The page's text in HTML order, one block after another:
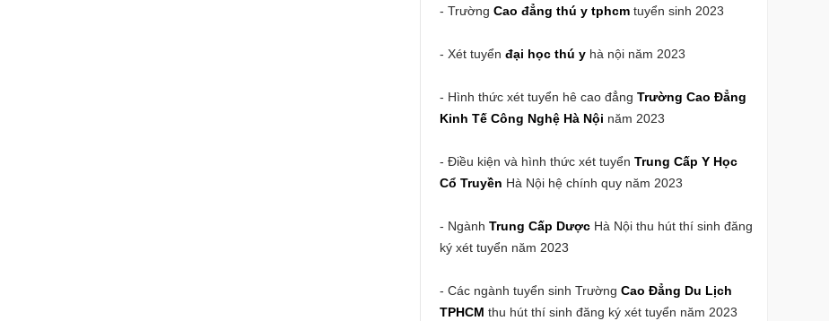
- TrườngCao đẳng thú y tphcm tuyển sinh 2023
- Xét tuyểnđại học thú y hà nội năm 2023
- Hình thức xét tuyển hê cao đẳngTrường Cao Đẳng
Kinh Tế Công Nghệ Hà Nội năm 2023
- Điều kiện và hình thức xét tuyểnTrung Cấp Y Học
Cổ Truyền Hà Nội hệ chính quy năm 2023
- NgànhTrung Cấp Dược Hà Nội thu hút thí sinh đăng
ký xét tuyển năm 2023
- Các ngành tuyển sinh TrườngCao Đẳng Du Lịch
TPHCM thu hút thí sinh đăng ký xét tuyển năm 2023